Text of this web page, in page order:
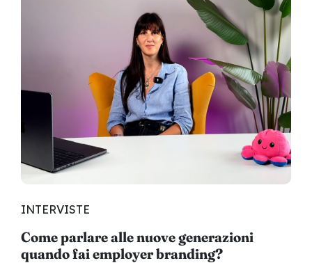
INTERVISTE
Come parlare alle nuove generazioni
quando fai employer branding?